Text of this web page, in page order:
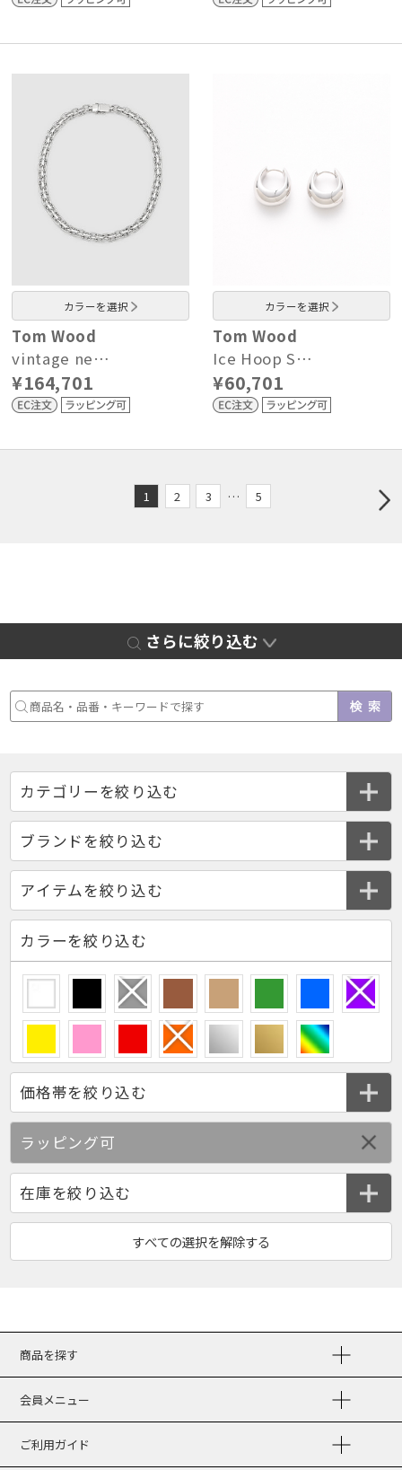
カラーを選択
Tom Wood
vintage ne…
¥164,701
カラーを選択
Tom Wood
Ice Hoop S…
¥60,701
1 2 3 … 5
さらに絞り込む
カラーを絞り込む
ラッピング可
商品を探す
会員メニュー
ご利用ガイド